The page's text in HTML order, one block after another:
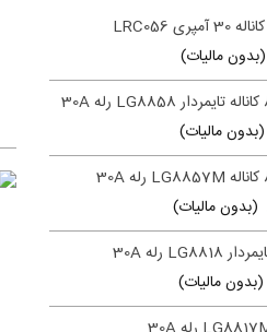
(بدون مالیات)
(بدون مالیات)
(بدون مالیات)
(بدون مالیات)